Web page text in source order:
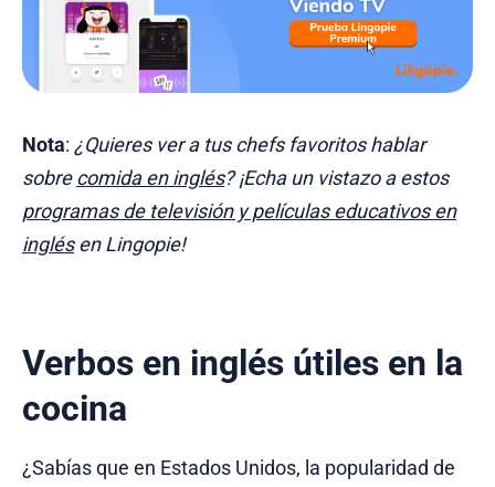
Nota: ¿Quieres ver a tus chefs favoritos hablar
sobrecomida en inglés? ¡Echa un vistazo a estos
programas de televisión y películas educativos en
inglésen Lingopie!
Verbos en inglés útiles en la
cocina
¿Sabías que en Estados Unidos, la popularidad de